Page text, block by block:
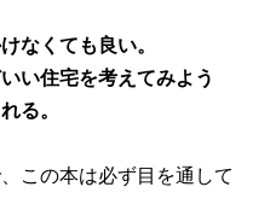
なくても良い。
い住宅を考えてみよう
る。
この本は必ず目を通して